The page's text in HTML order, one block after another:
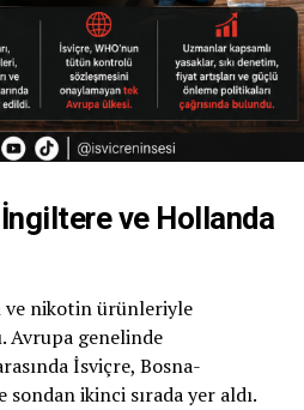
ve Hollanda
ve nikotin ürünleriyle
Avrupa genelinde
İsviçre, Bosna-
ikinci sırada yer aldı.